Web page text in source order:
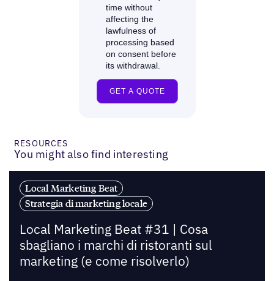
RESOURCES
You might also find interesting
Local Marketing Beat
Strategia di marketing locale
Local Marketing Beat #31 | Cosa
sbagliano i marchi di ristoranti sul
marketing (e come risolverlo)